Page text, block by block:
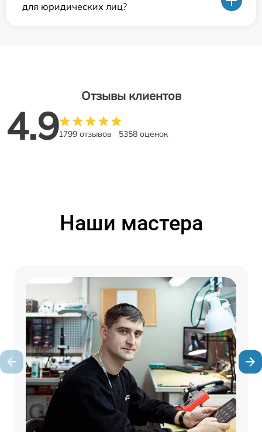
для юридических лиц?
Отзывы клиентов
4.91799 отзывов 5358 оценок
Наши мастера